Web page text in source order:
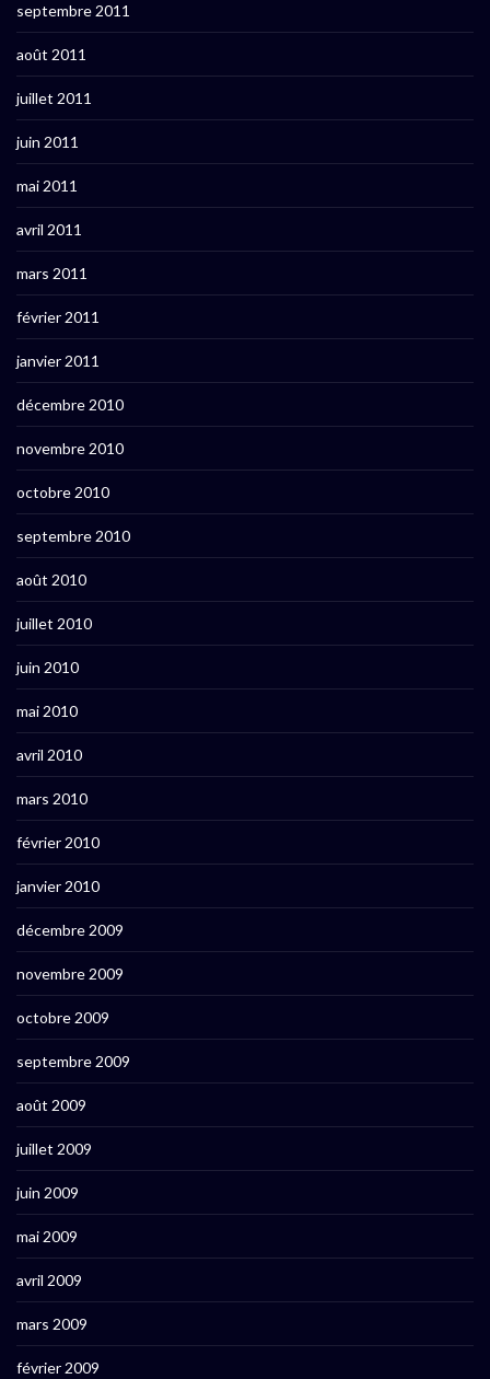
septembre 2011
août 2011
juillet 2011
juin 2011
mai 2011
avril 2011
mars 2011
février 2011
janvier 2011
décembre 2010
novembre 2010
octobre 2010
septembre 2010
août 2010
juillet 2010
juin 2010
mai 2010
avril 2010
mars 2010
février 2010
janvier 2010
décembre 2009
novembre 2009
octobre 2009
septembre 2009
août 2009
juillet 2009
juin 2009
mai 2009
avril 2009
mars 2009
février 2009